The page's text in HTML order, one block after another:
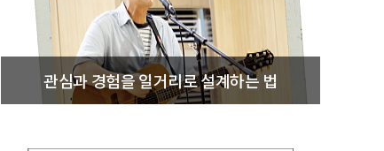
관심과 경험을 일거리로 설계하는 법